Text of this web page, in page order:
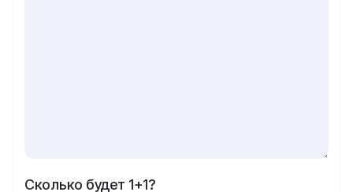
Сколько будет 1+1?